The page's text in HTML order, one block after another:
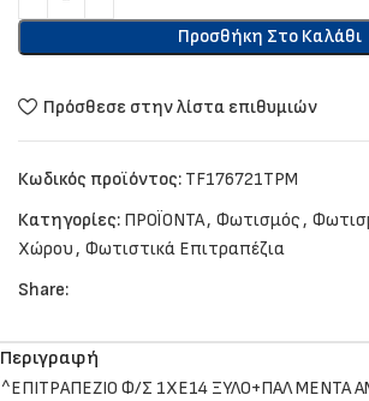
Προσθήκη Στο Καλάθι
Πρόσθεσε στην λίστα επιθυμιών
Κωδικός προϊόντος: TF176721TPM
Κατηγορίες: ΠΡΟΪΟΝΤΑ, Φωτισμός,
Χώρου, Φωτιστικά Επιτραπέζια
Share:
Περιγραφή
^ΕΠΙΤΡΑΠΕΖΙΟ Φ/Σ 1ΧΕ14 ΞΥΛΟ+ΠΑΛ ΜΕΝΤΑ